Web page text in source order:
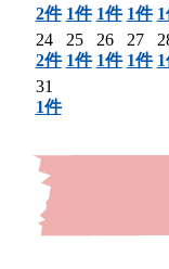
2件 1件 1件 1件
24
2件
25
1件
26
1件
27
1件
31
1件